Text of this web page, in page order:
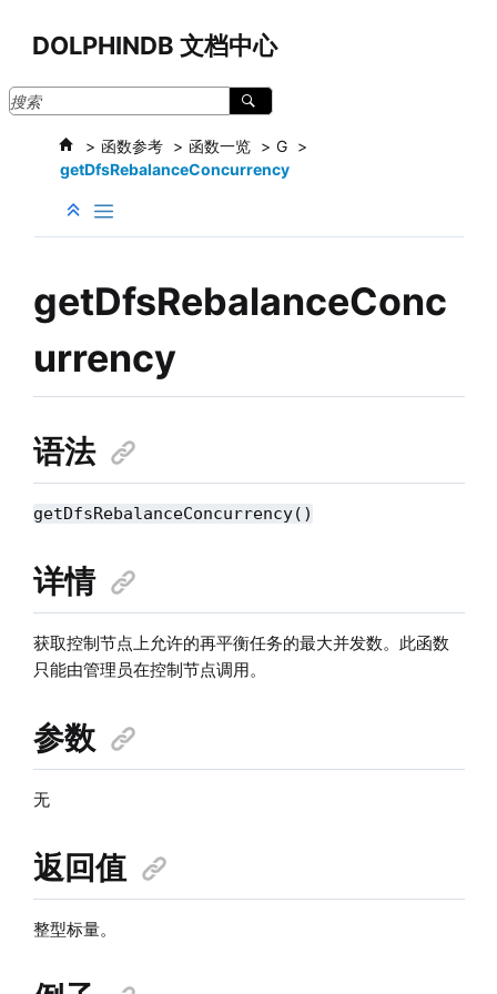
DOLPHINDB 文档中心
函数参考 函数一览
G
getDfsRebalanceConcurrency
getDfsRebalanceConc
urrency
语法
getDfsRebalanceConcurrency()
详情
获取控制节点上允许的再平衡任务的最大并发数。此函数
只能由管理员在控制节点调用。
参数
无
返回值
整型标量。